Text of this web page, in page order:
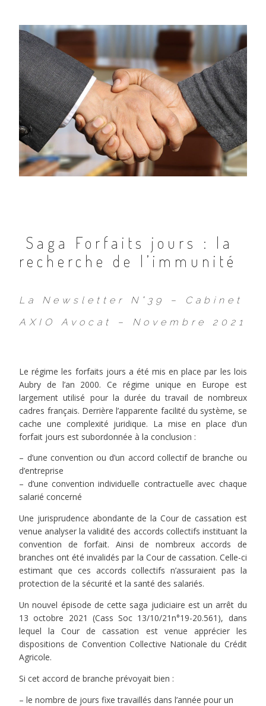
Saga Forfaits jours : la
recherche de l’immunité
La Newsletter N°39 – Cabinet
AXIO Avocat – Novembre 2021
Le régime les forfaits jours a été mis en place par les lois
Aubry de l’an 2000. Ce régime unique en Europe est
largement utilisé pour la durée du travail de nombreux
cadres français. Derrière l’apparente facilité du système, se
cache une complexité juridique. La mise en place d’un
forfait jours est subordonnée à la conclusion :
– d’une convention ou d’un accord collectif de branche ou
d’entreprise
– d’une convention individuelle contractuelle avec chaque
salarié concerné
Une jurisprudence abondante de la Cour de cassation est
venue analyser la validité des accords collectifs instituant la
convention de forfait. Ainsi de nombreux accords de
branches ont été invalidés par la Cour de cassation. Celle-ci
estimant que ces accords collectifs n’assuraient pas la
protection de la sécurité et la santé des salariés.
Un nouvel épisode de cette saga judiciaire est un arrêt du
13 octobre 2021 (Cass Soc 13/10/21n°19-20.561), dans
lequel la Cour de cassation est venue apprécier les
dispositions de Convention Collective Nationale du Crédit
Agricole.
Si cet accord de branche prévoyait bien :
– le nombre de jours fixe travaillés dans l’année pour un